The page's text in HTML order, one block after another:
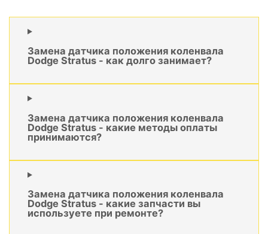
Замена датчика положения коленвала
Dodge Stratus - как долго занимает?
Замена датчика положения коленвала
Dodge Stratus - какие методы оплаты
принимаются?
Замена датчика положения коленвала
Dodge Stratus - какие запчасти вы
используете при ремонте?